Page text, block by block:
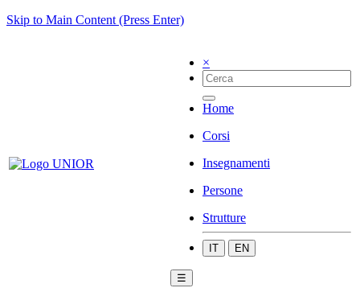
Skip to Main Content (Press Enter)
×
Home
Corsi
Insegnamenti
Persone
Strutture
IT EN
☰